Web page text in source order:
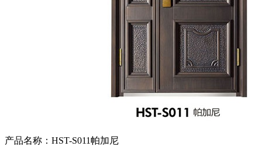
产品名称：HST-S011帕加尼